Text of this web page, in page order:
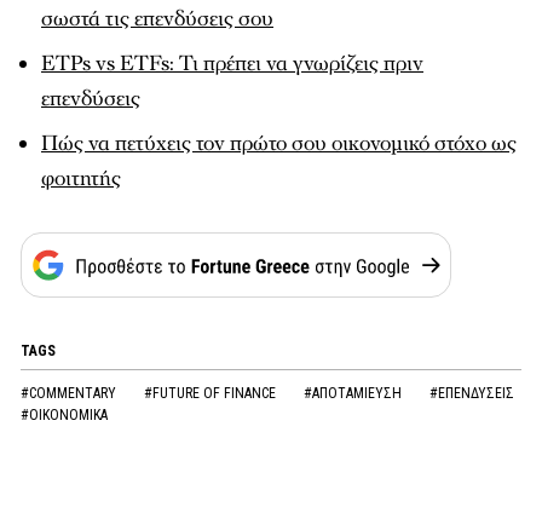
σωστά τις επενδύσεις σου
ETPs vs ETFs: Τι πρέπει να γνωρίζεις πριν
επενδύσεις
Πώς να πετύχεις τον πρώτο σου οικονομικό στόχο ως
φοιτητής
TAGS
#COMMENTARY #FUTURE OF FINANCE #ΑΠΟΤΑΜΙΕΥΣΗ
#ΕΠΕΝΔΥΣΕΙΣ
#ΟΙΚΟΝΟΜΙΚΑ